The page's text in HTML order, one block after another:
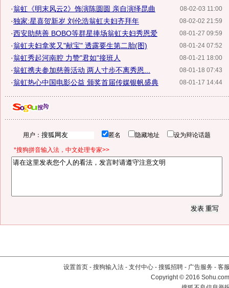
08-02-03 11:00
·翁虹《明末风云2》饰演陈圆圆 亲自演绎昆曲
08-02-02 21:59
·独家:星喜贺新岁 刘伦浩翁虹夫妇齐拜年
08-01-27 09:59
·西安助慈善 BOBO等群星捧场翁虹夫妇秀恩爱
08-01-24 07:52
·翁虹夫妇拿奖又"献宝" 透露要生第二胎(图)
08-01-21 18:00
·翁虹秀起河南腔 力赞"君如"接班人
08-01-18 07:43
·翁虹携夫参加慈善活动 两人寸步不离秀恩...
08-01-17 14:44
·翁虹热心中国电影公益 颁奖首届传媒银帆盛典
用户： 匿名 隐藏地址 设为辩论话题
*搜狗拼音输入法，中文处理专家>>
设置首页 - 搜狗输入法 - 支付中心 - 搜狐招聘 - 广告服务 - 客
Copyright©2016